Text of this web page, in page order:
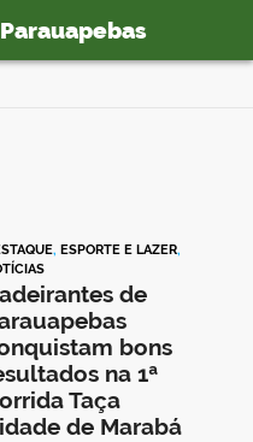
, ESPORTE E LAZER,
de
bons
na 1ª
Taça
de Marabá